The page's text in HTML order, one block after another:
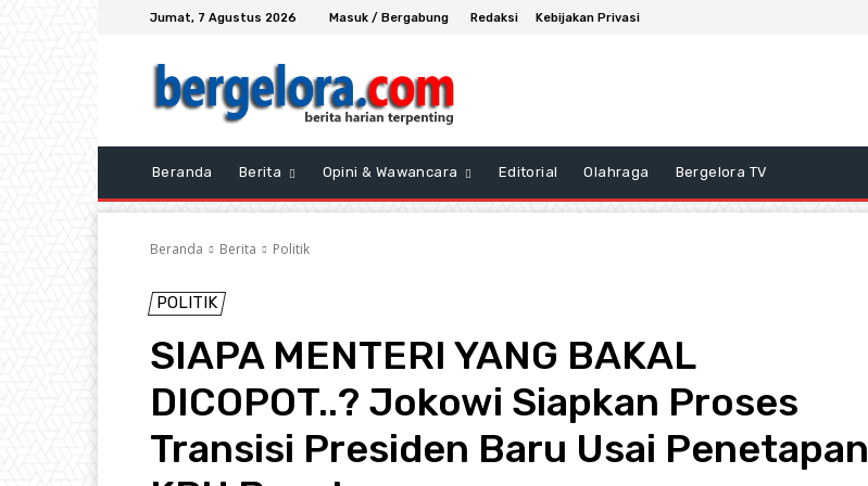
Jumat, 7 Agustus 2026 Masuk / Bergabung Redaksi Kebijakan Privasi
Beranda Berita Opini & Wawancara Editorial Olahraga Bergelora TV
Beranda Berita Politik
POLITIK
SIAPA MENTERI YANG BAKAL
DICOPOT..? Jokowi Siapkan Proses
Transisi Presiden Baru Usai Penetapan